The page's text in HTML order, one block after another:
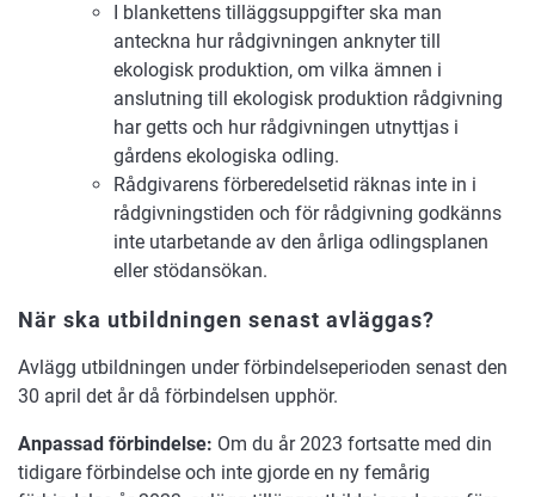
I blankettens tilläggsuppgifter ska man
anteckna hur rådgivningen anknyter till
ekologisk produktion, om vilka ämnen i
anslutning till ekologisk produktion rådgivning
har getts och hur rådgivningen utnyttjas i
gårdens ekologiska odling.
Rådgivarens förberedelsetid räknas inte in i
rådgivningstiden och för rådgivning godkänns
inte utarbetande av den årliga odlingsplanen
eller stödansökan.
När ska utbildningen senast avläggas?
Avlägg utbildningen under förbindelseperioden senast den
30 april det år då förbindelsen upphör.
Anpassad förbindelse: Om du år 2023 fortsatte med din
tidigare förbindelse och inte gjorde en ny femårig